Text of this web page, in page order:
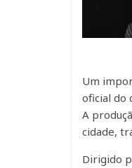
Um
oficial do
A
cidade,
Dirigido